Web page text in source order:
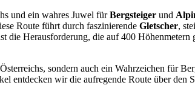
und ein wahres Juwel fürBergsteiger und
Route führt durch faszinierende Gletscher,
Herausforderung, die auf 400
sondern auch ein Wahrzeichen für
entdecken wir die aufregende Route über den